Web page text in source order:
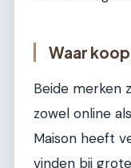
Waar
Beide merken
zowel online
Maison heeft
vinden bij